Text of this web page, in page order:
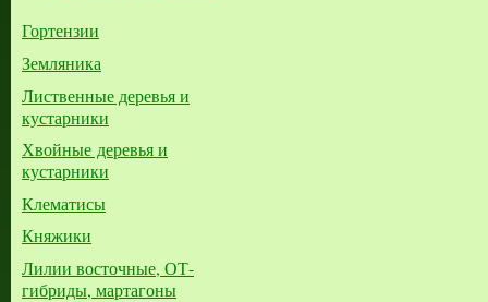
Гортензии
Земляника
Лиственные деревья и
кустарники
Хвойные деревья и
кустарники
Клематисы
Княжики
Лилии восточные, ОТ-
гибриды, мартагоны